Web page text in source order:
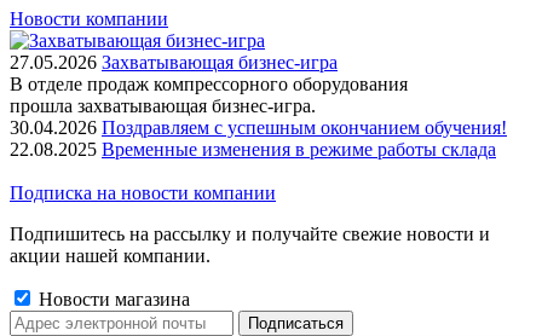
Новости компании
27.05.2026 Захватывающая бизнес-игра
В отделе продаж компрессорного оборудования
прошла захватывающая бизнес-игра.
30.04.2026 Поздравляем с успешным окончанием обучения!
22.08.2025 Временные изменения в режиме работы склада
Подписка на новости компании
Подпишитесь на рассылку и получайте свежие новости и
акции нашей компании.
Новости магазина